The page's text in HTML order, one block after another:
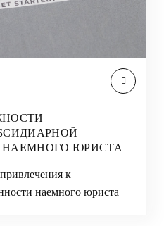
НАЕМНОГО ЮРИСТА
к
наемного юриста